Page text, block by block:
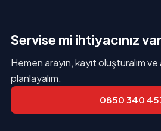
Servise mi ihtiyacınız
Hemen arayın, kayıt oluşturalım ve
planlayalım.
0850 340